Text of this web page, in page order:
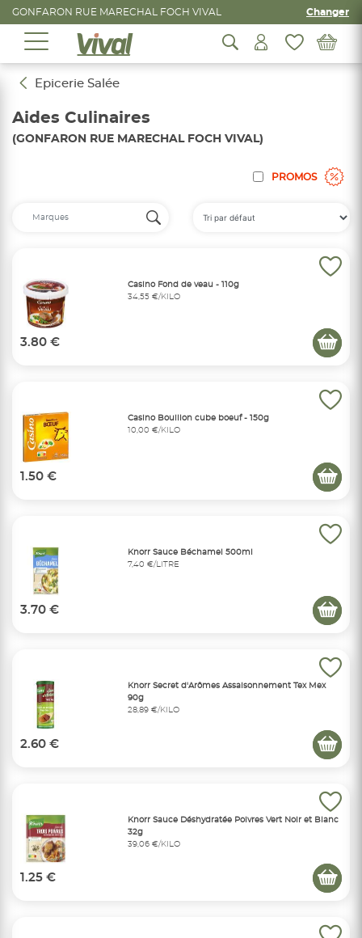
GONFARON RUE MARECHAL FOCH VIVAL Changer
Epicerie Salée
Aides Culinaires
(GONFARON RUE MARECHAL FOCH VIVAL)
PROMOS
Casino Fond de veau - 110g
34,55 €/KILO
3.80 €
Casino Bouillon cube boeuf - 150g
10,00 €/KILO
1.50 €
Knorr Sauce Béchamel 500ml
7,40 €/LITRE
3.70 €
Knorr Secret d'Arômes Assaisonnement Tex Mex
90g
28,89 €/KILO
2.60 €
Knorr Sauce Déshydratée Poivres Vert Noir et Blanc
32g
39,06 €/KILO
1.25 €